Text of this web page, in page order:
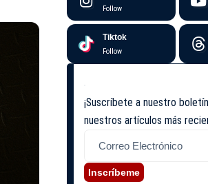
Follow
Tiktok
Follow
¡Suscríbete a nuestro
nuestros artículos más
Inscríbeme